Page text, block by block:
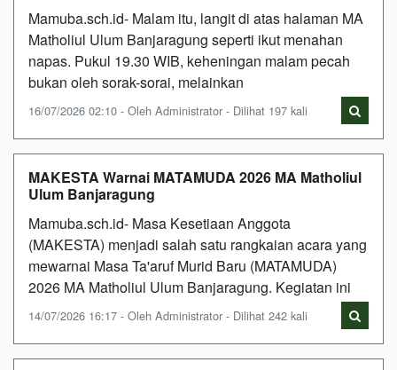
Mamuba.sch.id- Malam itu, langit di atas halaman MA
Matholiul Ulum Banjaragung seperti ikut menahan
napas. Pukul 19.30 WIB, keheningan malam pecah
bukan oleh sorak-sorai, melainkan
16/07/2026 02:10 - Oleh Administrator - Dilihat 197 kali
MAKESTA Warnai MATAMUDA 2026 MA Matholiul
Ulum Banjaragung
Mamuba.sch.id- Masa Kesetiaan Anggota
(MAKESTA) menjadi salah satu rangkaian acara yang
mewarnai Masa Ta'aruf Murid Baru (MATAMUDA)
2026 MA Matholiul Ulum Banjaragung. Kegiatan ini
14/07/2026 16:17 - Oleh Administrator - Dilihat 242 kali